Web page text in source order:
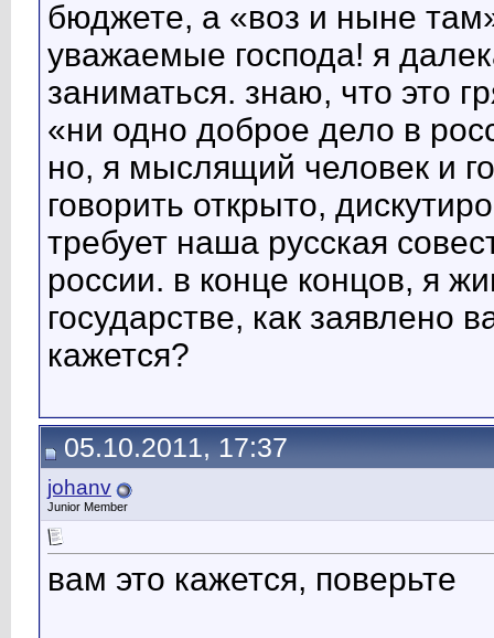
бюджете, а «воз и ныне
уважаемые господа! я
заниматься. знаю, что это
«ни одно доброе дело в
но, я мыслящий человек и
говорить открыто,
требует наша русская
россии. в конце концов, я
государстве, как заявлено
кажется?
05.10.2011, 17:37
johanv
Junior Member
вам это кажется, поверьте